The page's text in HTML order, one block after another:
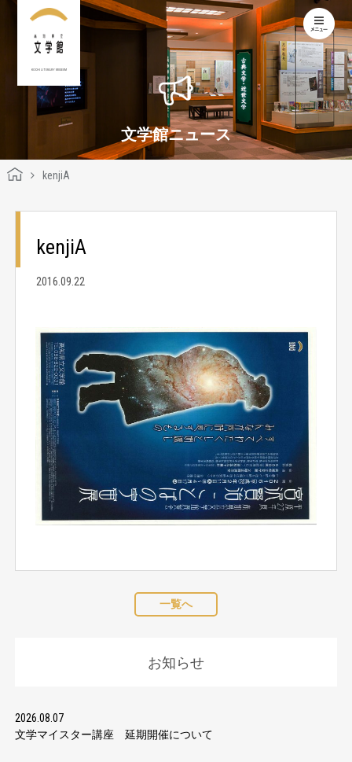
KOCHI LITERARY MUSEUM
文学館ニュース
kenjiA
kenjiA
2016.09.22
一覧へ
お知らせ
2026.08.07
文学マイスター講座 延期開催について